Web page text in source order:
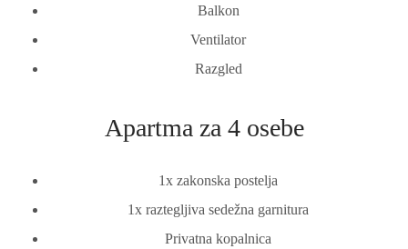
Balkon
Ventilator
Razgled
Apartma za 4 osebe
1x zakonska postelja
1x raztegljiva sedežna garnitura
Privatna kopalnica